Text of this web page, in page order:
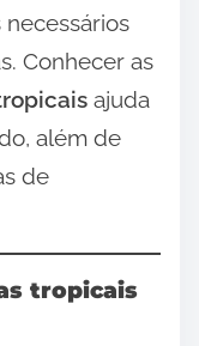
Conhecer as
ajuda
além de
de
tropicais